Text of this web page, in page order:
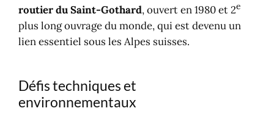
routier du Saint-Gothard, ouvert en 1980 et 2e
plus long ouvrage du monde, qui est devenu un
lien essentiel sous les Alpes suisses.
Défis techniques et
environnementaux